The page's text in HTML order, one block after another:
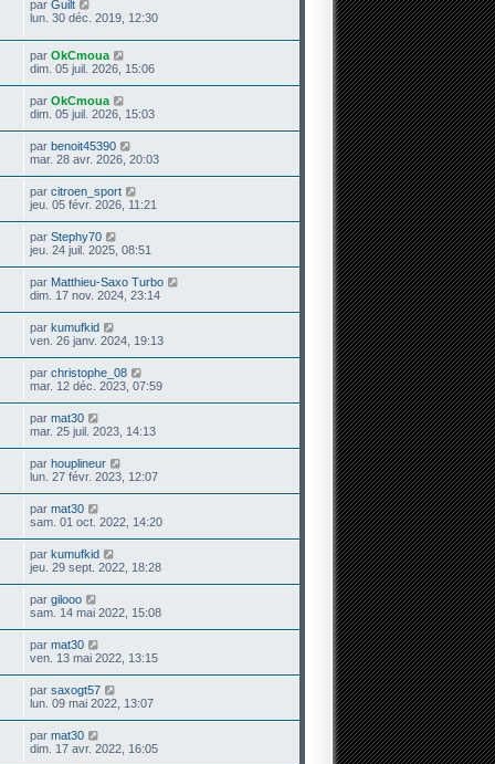
par Guilt
lun. 30 déc. 2019, 12:30
par OkCmoua
dim. 05 juil. 2026, 15:06
par OkCmoua
dim. 05 juil. 2026, 15:03
par benoit45390
mar. 28 avr. 2026, 20:03
par citroen_sport
jeu. 05 févr. 2026, 11:21
par Stephy70
jeu. 24 juil. 2025, 08:51
par Matthieu-Saxo Turbo
dim. 17 nov. 2024, 23:14
par kumufkid
ven. 26 janv. 2024, 19:13
par christophe_08
mar. 12 déc. 2023, 07:59
par mat30
mar. 25 juil. 2023, 14:13
par houplineur
lun. 27 févr. 2023, 12:07
par mat30
sam. 01 oct. 2022, 14:20
par kumufkid
jeu. 29 sept. 2022, 18:28
par gilooo
sam. 14 mai 2022, 15:08
par mat30
ven. 13 mai 2022, 13:15
par saxogt57
lun. 09 mai 2022, 13:07
par mat30
dim. 17 avr. 2022, 16:05